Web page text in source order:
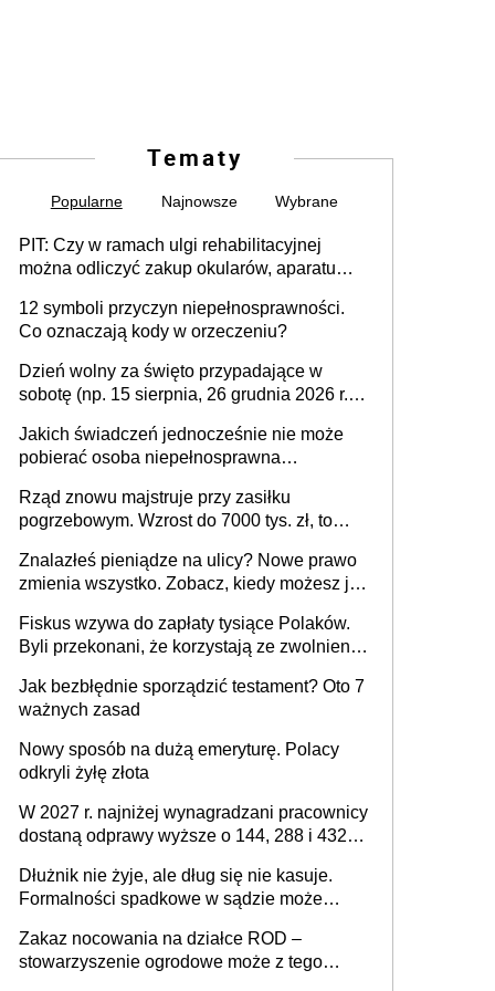
Tematy
Popularne Najnowsze Wybrane
PIT: Czy w ramach ulgi rehabilitacyjnej
można odliczyć zakup okularów, aparatu
12 symboli przyczyn niepełnosprawności.
Co oznaczają kody w orzeczeniu?
Dzień wolny za święto przypadające w
sobotę (np. 15 sierpnia, 26 grudnia 2026 r.) –
pracodawcy (sektor prywatny i administracja
publiczna), najczęstsze pytania
Jakich świadczeń jednocześnie nie może
pobierać osoba niepełnosprawna
Rząd znowu majstruje przy zasiłku
pogrzebowym. Wzrost do 7000 tys. zł, to
Znalazłeś pieniądze na ulicy? Nowe prawo
zmienia wszystko. Zobacz, kiedy możesz je
Fiskus wzywa do zapłaty tysiące Polaków.
Byli przekonani, że korzystają ze zwolnienia
Jak bezbłędnie sporządzić testament? Oto 7
ważnych zasad
Nowy sposób na dużą emeryturę. Polacy
odkryli żyłę złota
W 2027 r. najniżej wynagradzani pracownicy
dostaną odprawy wyższe o 144, 288 i 432
Dłużnik nie żyje, ale dług się nie kasuje.
Formalności spadkowe w sądzie może
zmarłego
Zakaz nocowania na działce ROD –
stowarzyszenie ogrodowe może z tego